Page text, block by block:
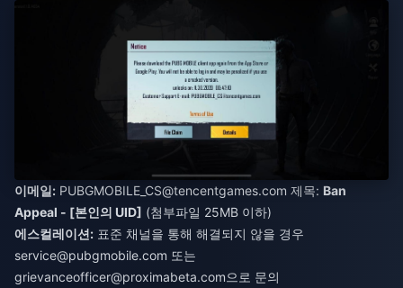
이메일: PUBGMOBILE_ CS@tencentgames.com 제목: Ban
Appeal - [본인의 UID] (첨부파일 25MB 이하)
에스컬레이션: 표준 채널을 통해 해결되지 않을 경우
service@pubgmobile.com 또는
grievanceofficer@proximabeta.com으로 문의